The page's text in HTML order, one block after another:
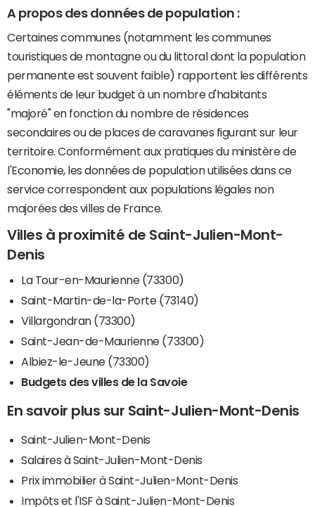
A propos des données de population :
Certaines communes (notamment les communes
touristiques de montagne ou du littoral dont la population
permanente est souvent faible) rapportent les différents
éléments de leur budget à un nombre d'habitants
"majoré" en fonction du nombre de résidences
secondaires ou de places de caravanes figurant sur leur
territoire. Conformément aux pratiques du ministère de
l'Economie, les données de population utilisées dans ce
service correspondent aux populations légales non
majorées des villes de France.
Villes à proximité de Saint-Julien-Mont-
Denis
La Tour-en-Maurienne (73300)
Saint-Martin-de-la-Porte (73140)
Villargondran (73300)
Saint-Jean-de-Maurienne (73300)
Albiez-le-Jeune (73300)
Budgets des villes de la Savoie
En savoir plus sur Saint-Julien-Mont-Denis
Saint-Julien-Mont-Denis
Salaires à Saint-Julien-Mont-Denis
Prix immobilier à Saint-Julien-Mont-Denis
Impôts et l'ISF à Saint-Julien-Mont-Denis